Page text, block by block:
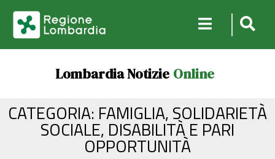
Lombardia Notizie Online
CATEGORIA: FAMIGLIA, SOLIDARIETÀ
SOCIALE, DISABILITÀ E PARI
OPPORTUNITÀ